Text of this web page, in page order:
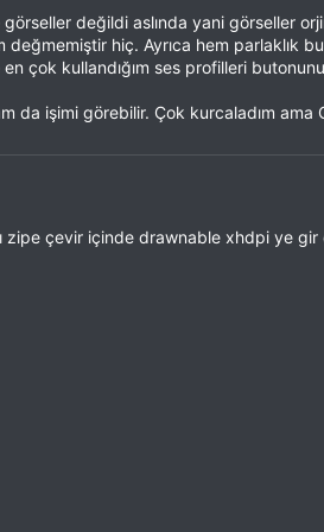
değildi aslında yani görseller
değmemiştir hiç. Ayrıca hem
çok kullandığım ses profilleri
da işimi görebilir. Çok kurcaladım
çevir içinde drawnable xhdpi ye gir